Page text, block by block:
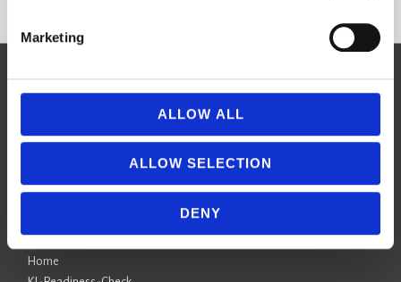
Marketing
ALLOW ALL
ALLOW SELECTION
DENY
Herzlich Willkommen
Home